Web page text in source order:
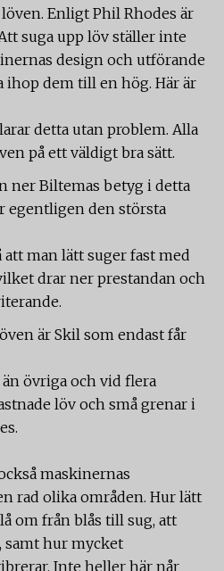
Enligt Phil Rhodes är
suga upp löv ställer inte
design och utförande
ihop dem till en hög. Här är
detta utan problem. Alla
på ett väldigt bra sätt.
ner Biltemas betyg i detta
egentligen den största
man lätt suger fast med
drar ner prestandan och
är Skil som endast får
övriga och vid flera
löv och små grenar i
maskinernas
rad olika områden. Hur lätt
om från blås till sug, att
samt hur mycket
Inte heller här når